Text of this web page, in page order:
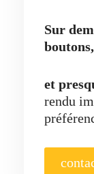
Sur
et
rendu